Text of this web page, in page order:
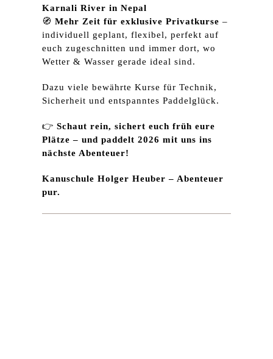
Karnali River in Nepal
🧭 Mehr Zeit für exklusive Privatkurse –
individuell geplant, flexibel, perfekt auf
euch zugeschnitten und immer dort, wo
Wetter & Wasser gerade ideal sind.
Dazu viele bewährte Kurse für Technik,
Sicherheit und entspanntes Paddelglück.
👉 Schaut rein, sichert euch früh eure
Plätze – und paddelt 2026 mit uns ins
nächste Abenteuer!
Kanuschule Holger Heuber – Abenteuer
pur.